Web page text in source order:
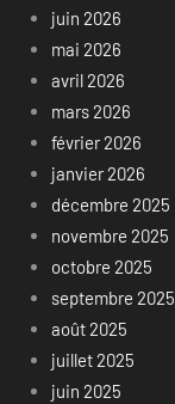
juin 2026
mai 2026
avril 2026
mars 2026
février 2026
janvier 2026
décembre 2025
novembre 2025
octobre 2025
septembre 2025
août 2025
juillet 2025
juin 2025